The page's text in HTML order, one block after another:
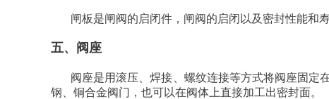
闸板是闸阀的启闭件，闸阀的启闭以及密封性能和
五、阀座
阀座是用滚压、焊接、螺纹连接等方式将阀座固定
钢、铜合金阀门，也可以在阀体上直接加工出密封面。